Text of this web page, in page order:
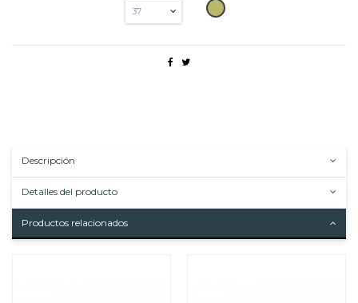
KAKI
Descripción
Detalles del producto
Productos relacionados